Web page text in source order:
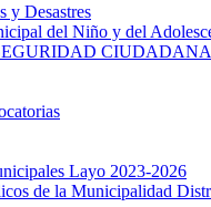
y Desastres
del Niño y del
Layo 2023-2026
de la Municipalidad